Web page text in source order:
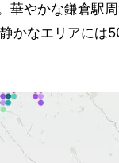
華やかな鎌倉駅
かなエリアには